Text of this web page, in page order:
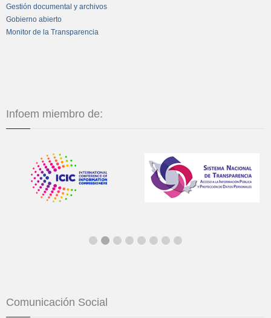
Gestión documental y archivos
Gobierno abierto
Monitor de la Transparencia
Infoem miembro de:
Comunicación Social